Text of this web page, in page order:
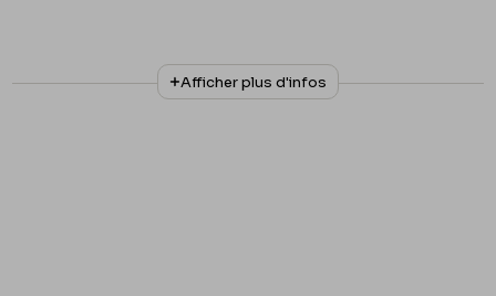
N° d'inventaire
II/6655/470/26
Collationnage
Autographe
Afficher plus d'infos